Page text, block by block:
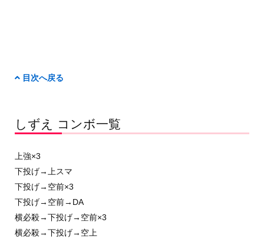
目次へ戻る
しずえ コンボ一覧
上強×3
下投げ→上スマ
下投げ→空前×3
下投げ→空前→DA
横必殺→下投げ→空前×3
横必殺→下投げ→空上